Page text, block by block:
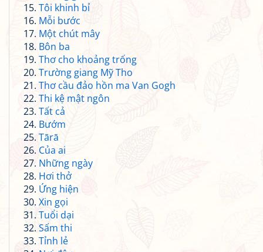
Tôi khinh bỉ
Mỗi bước
Một chút mây
Bôn ba
Thơ cho khoảng trống
Trường giang Mỹ Tho
Thơ cầu đảo hồn ma Van Gogh
Thi kệ mật ngôn
Tất cả
Bướm
Tārā
Của ai
Những ngày
Hơi thở
Ứng hiện
Xin gọi
Tuổi dại
Sấm thi
Tỉnh lẻ